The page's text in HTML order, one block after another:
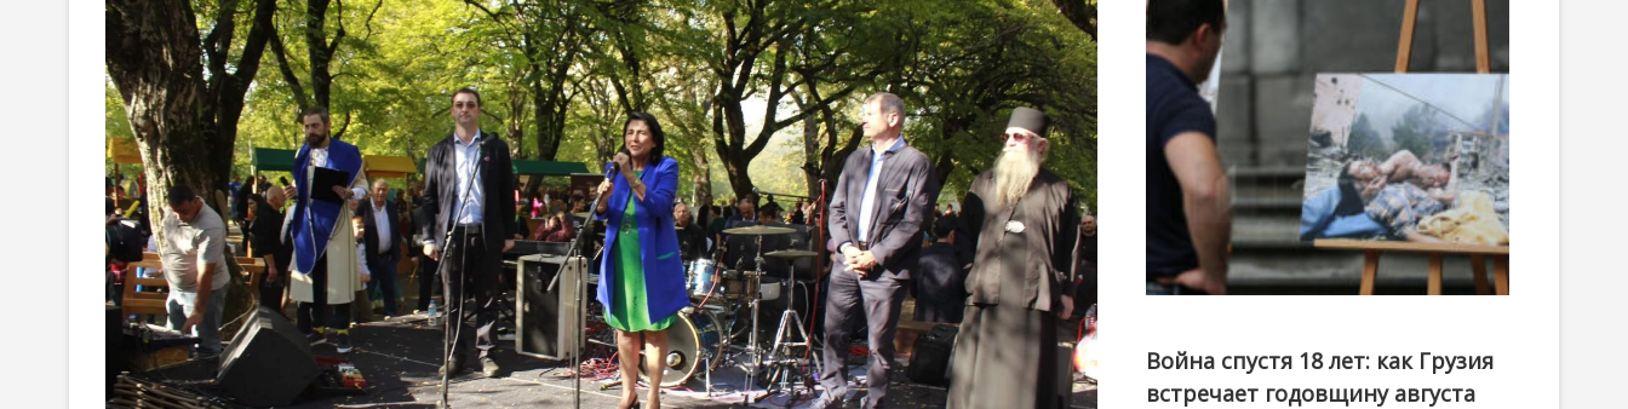
o
n
канал
Война спустя 18 лет: как Грузия
встречает годовщину августа